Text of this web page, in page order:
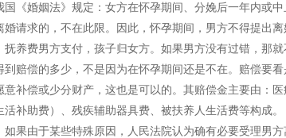
婚姻法》规定：女方在怀孕期间、分娩后一年内或中
婚请求的，不在此限。因此，怀孕期间，男方不得提出
抚养费男方支付，孩子归女方。如果男方没有过错，
赔偿的多少，不是因为在怀孕期间还是不在。赔偿要
补偿或少分财产，这也是可以的。其赔偿金主要由：
活补助费）、残疾辅助器具费、被扶养人生活费等
如果由于某些特殊原因，人民法院认为确有必要受理